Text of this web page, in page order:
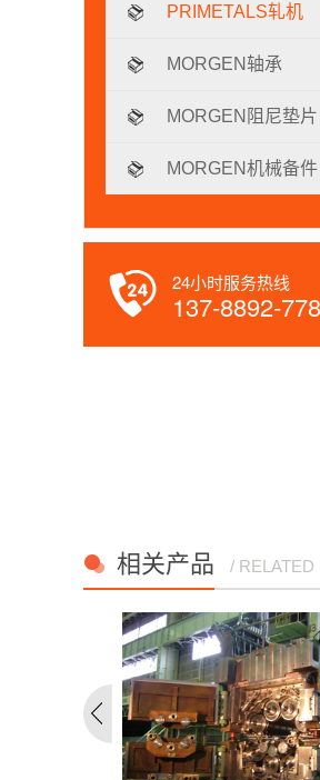
备
PRIMETALS轧机
MORGEN轴承
MORGEN阻尼垫片
MORGEN机械备件
24小时服务热线
137-8892-
相关产品 / RELATED